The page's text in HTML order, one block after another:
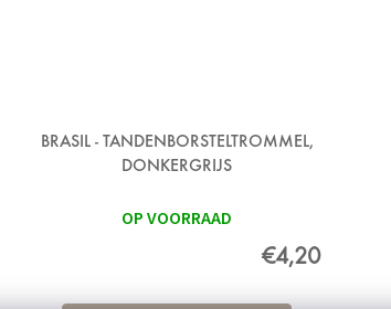
BRASIL - TANDENBORSTELTROMMEL,
DONKERGRIJS
OP VOORRAAD
€4,20